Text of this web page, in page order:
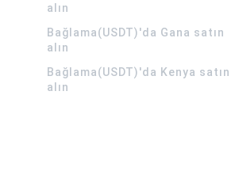
alın
Bağlama(USDT)'da Gana satın
alın
Bağlama(USDT)'da Kenya satın
alın